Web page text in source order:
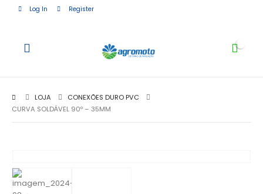
Log In Register
LOJA
CONEXÕES DURO PVC
CURVA SOLDÁVEL 90º – 35MM